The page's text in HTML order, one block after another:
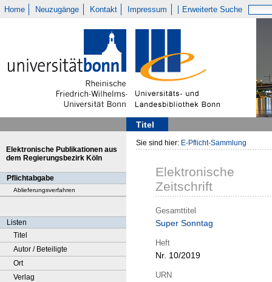
Home Neuzugänge Kontakt Impressum Erweiterte Suche
Titel
Elektronische Publikationen aus
dem Regierungsbezirk Köln
Pflichtabgabe
Ablieferungsverfahren
Listen
Titel
Autor / Beteiligte
Ort
Verlag
Sie sind hier: E-Pflicht-Sammlung
Elektronische
Zeitschrift
Gesamttitel
Super Sonntag
Heft
Nr. 10/2019
URN